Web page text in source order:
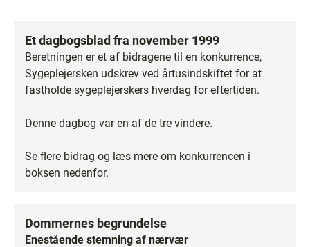
Et dagbogsblad fra november 1999
Beretningen er et af bidragene til en konkurrence,
Sygeplejersken udskrev ved årtusindskiftet for at
fastholde sygeplejerskers hverdag for eftertiden.
Denne dagbog var en af de tre vindere.
Se flere bidrag og læs mere om konkurrencen i
boksen nedenfor.
Dommernes begrundelse
Enestående stemning af nærvær